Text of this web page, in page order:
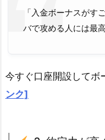
「入金ボーナスがす
バで攻める人には最高
今すぐ口座開設してボ
ンク]